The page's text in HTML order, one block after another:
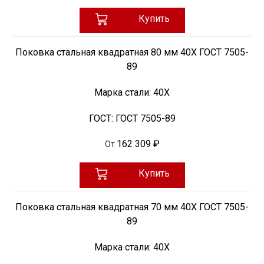
Купить
Поковка стальная квадратная 80 мм 40Х ГОСТ 7505-
89
Марка стали: 40Х
ГОСТ: ГОСТ 7505-89
От 162 309 ₽
Купить
Поковка стальная квадратная 70 мм 40Х ГОСТ 7505-
89
Марка стали: 40Х